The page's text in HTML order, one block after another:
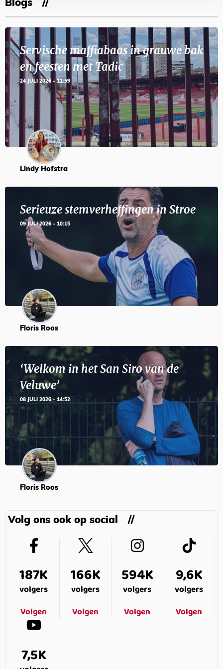
Blogs
Servische maffiabaas in grauwe bak
en feesten met Tadic
24 JULI 2026 - 11:59
Lindy Hofstra
Serieuze stemverheffingen in Stroe
09 JULI 2026 - 10:15
Floris Roos
‘Welkom in het San Siro van de
Veluwe’
08 JULI 2026 - 14:52
Floris Roos
Volg ons ook op social
187K
volgers
Volgen
166K
volgers
Volgen
594K
volgers
Volgen
9,6K
volgers
Volgen
7,5K